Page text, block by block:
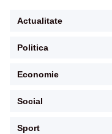
Actualitate
Politica
Economie
Social
Sport